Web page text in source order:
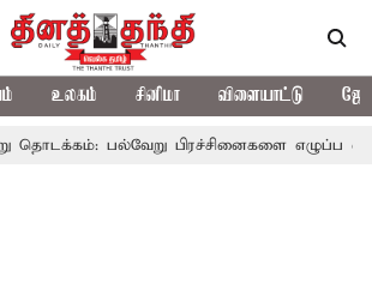
உலகம் சினிமா விளையாட்டு
பிரச்சினைகளை எழுப்ப எதிர்க்கட்சிகள்